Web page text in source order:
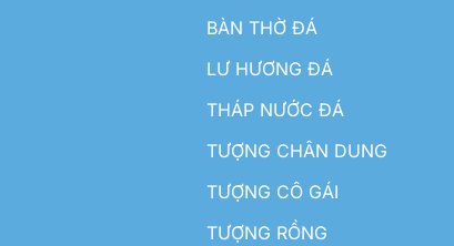
BÀN THỜ ĐÁ
LƯ HƯƠNG ĐÁ
THÁP NƯỚC ĐÁ
TƯỢNG CHÂN DUNG
TƯỢNG CÔ GÁI
TƯỢNG RỒNG